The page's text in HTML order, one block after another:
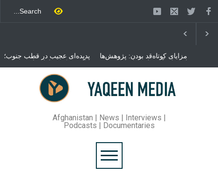
پدیده‌ای عجیب در قطب جنوب؛
پنگوئنی که هزاران بار در روز
می‌خوابد
مزایای کوتاه‌قد بودن: پژوهش‌ها
از فواید آن برای سلامتی
می‌گویند
محمدباقر قالیباف، رئیس
مجلس ایران، با انتقاد تند از
سیاست‌های دونالد ترمپ اعلام
کرد که واشنگتن تلاش دارد با
روند گفتگوها را از مسیر
مذاکره به سمت تسلیم سوق
دهد.
Afghanistan | News | Interviews |
Podcasts | Documentaries